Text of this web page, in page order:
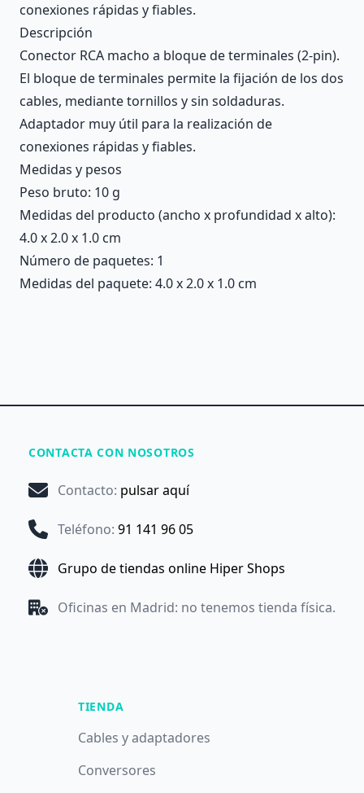
conexiones rápidas y fiables.
Descripción
Conector RCA macho a bloque de terminales (2-pin).
El bloque de terminales permite la fijación de los dos
cables, mediante tornillos y sin soldaduras.
Adaptador muy útil para la realización de
conexiones rápidas y fiables.
Medidas y pesos
Peso bruto: 10 g
Medidas del producto (ancho x profundidad x alto):
4.0 x 2.0 x 1.0 cm
Número de paquetes: 1
Medidas del paquete: 4.0 x 2.0 x 1.0 cm
CONTACTA CON NOSOTROS
Contacto: pulsar aquí
Teléfono: 91 141 96 05
Grupo de tiendas online Hiper Shops
Oficinas en Madrid: no tenemos tienda física.
TIENDA
Cables y adaptadores
Conversores